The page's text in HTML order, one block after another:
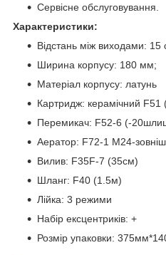
Сервісне обслуговування.
Характеристики:
Відстань між виходами: 15
Ширина корпусу: 180 мм;
Матеріал корпусу: латунь
Картридж: керамічний
Перемикач: F52-6 (-
Аератор: F72-1 М24-
Вилив: F35F-7 (35см)
Шланг: F40 (1.5м)
Лійка: 3 режими
Набір ексцентриків: +
Розмір упаковки: